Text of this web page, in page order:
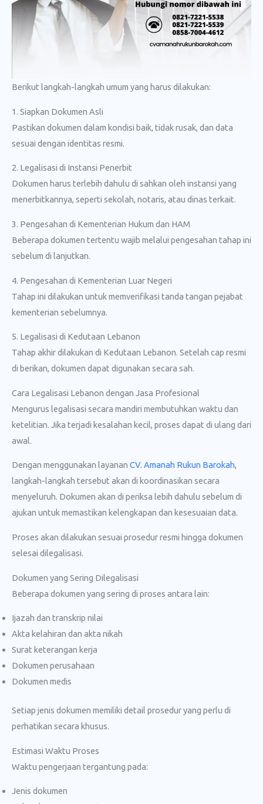
Berikut langkah-langkah umum yang harus dilakukan:
1. Siapkan Dokumen Asli
Pastikan dokumen dalam kondisi baik, tidak rusak, dan data
sesuai dengan identitas resmi.
2. Legalisasi di Instansi Penerbit
Dokumen harus terlebih dahulu di sahkan oleh instansi yang
menerbitkannya, seperti sekolah, notaris, atau dinas terkait.
3. Pengesahan di Kementerian Hukum dan HAM
Beberapa dokumen tertentu wajib melalui pengesahan tahap ini
sebelum di lanjutkan.
4. Pengesahan di Kementerian Luar Negeri
Tahap ini dilakukan untuk memverifikasi tanda tangan pejabat
kementerian sebelumnya.
5. Legalisasi di Kedutaan Lebanon
Tahap akhir dilakukan di Kedutaan Lebanon. Setelah cap resmi
di berikan, dokumen dapat digunakan secara sah.
Cara Legalisasi Lebanon dengan Jasa Profesional
Mengurus legalisasi secara mandiri membutuhkan waktu dan
ketelitian. Jika terjadi kesalahan kecil, proses dapat di ulang dari
awal.
Dengan menggunakan layanan CV. Amanah Rukun Barokah,
langkah-langkah tersebut akan di koordinasikan secara
menyeluruh. Dokumen akan di periksa lebih dahulu sebelum di
ajukan untuk memastikan kelengkapan dan kesesuaian data.
Proses akan dilakukan sesuai prosedur resmi hingga dokumen
selesai dilegalisasi.
Dokumen yang Sering Dilegalisasi
Beberapa dokumen yang sering di proses antara lain:
Ijazah dan transkrip nilai
Akta kelahiran dan akta nikah
Surat keterangan kerja
Dokumen perusahaan
Dokumen medis
Setiap jenis dokumen memiliki detail prosedur yang perlu di
perhatikan secara khusus.
Estimasi Waktu Proses
Waktu pengerjaan tergantung pada:
Jenis dokumen